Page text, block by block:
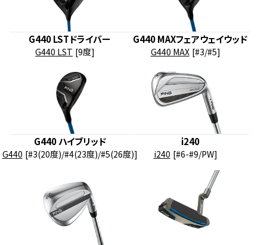
G440 LSTドライバー
G440 LST [9度]
G440 MAXフェアウェイウッド
G440 MAX [#3/#5]
G440 ハイブリッド
G440 [#3(20度)/#4(23度)/#5(26度)]
i240
i240 [#6-#9/PW]